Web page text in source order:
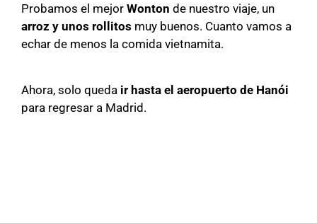
Probamos el mejor Wonton de nuestro viaje, un
arroz y unos rollitos muy buenos. Cuanto vamos a
echar de menos la comida vietnamita.
Ahora, solo queda ir hasta el aeropuerto de Hanói
para regresar a Madrid.